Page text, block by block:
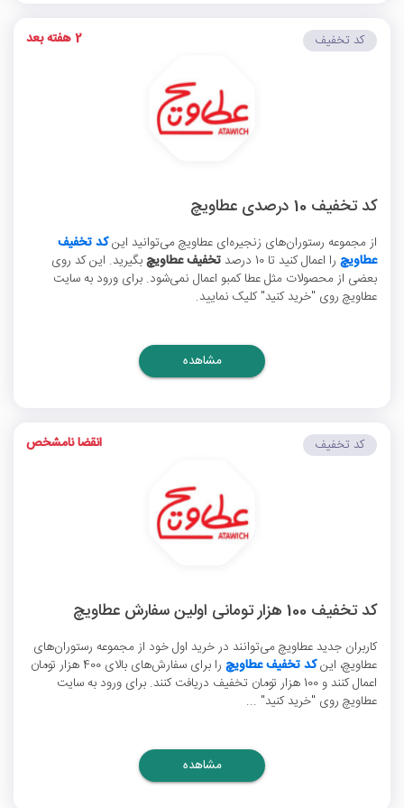
کد تخفیف 10 درصدی عطاویچ
از مجموعه رستوران‌های زنجیره‌ای عطاویچ می‌توانید اینکد تخفیف
عطاویچ را اعمال کنید تا 10 درصد تخفیف عطاویچبگیرید. این کد روی
بعضی از محصولات مثل عطا کمبو اعمال نمی‌شود. برای ورود به سایت
عطاویچ روی "خرید کنید" کلیک نمایید.
کد تخفیف 2 هفته بعد
مشاهده
کد تخفیف 100 هزار تومانی اولین سفارش عطاویچ
کاربران جدید عطاویچ می‌توانند در خرید اول خود از مجموعه رستوران‌های
عطاویچ، اینکد تخفیف عطاویچ
را برای سفارش‌های بالای 400 هزار تومان
اعمال کنند و 100 هزار تومان تخفیف دریافت کنند. برای ورود به سایت
عطاویچ روی "خرید کنید" ...
کد تخفیف انقضا نامشخص
مشاهده